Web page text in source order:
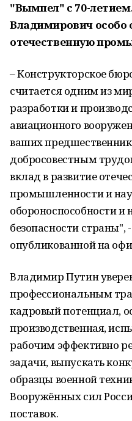
"Вымпел" с 70-летием
Владимирович особо
отечественную
– Конструкторское
считается одним из
разработки и
авиационного
ваших
добросовестным
вклад в развитие
промышленности и
обороноспособности и
безопасности страны",
опубликованной на
Владимир Путин
профессиональным
кадровый потенциал,
производственная,
рабочим эффективно
задачи, выпускать
образцы военной
Вооружённых сил
поставок.